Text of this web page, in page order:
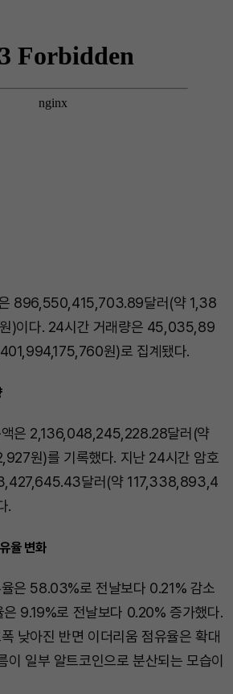
은 896,550,415,703.89달러(약 1,38
)이다. 24시간 거래량은 45,035,89
원)로 집계됐다.
액은 2,136,048,245,228.28달러(약
원)를 기록했다. 지난 24시간 암호
달러(약 117,338,893,4
.
율 변화
은 58.03%로 전날보다 0.21% 감소
은 9.19%로 전날보다 0.20% 증가했다.
낮아진 반면 이더리움 점유율은 확대
이 일부 알트코인으로 분산되는 모습이